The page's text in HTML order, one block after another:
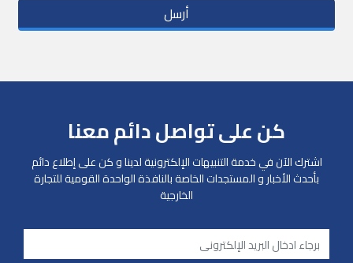
أرسل
كن على تواصل دائم معنا
اشترك الآن في خدمة التنبيهات الإلكترونية لدينا و كن على إطلاع دائم
بأحدث الأخبار و المستجدات الخاصة بالنافذة الواحدة القومية للتجارة
الخارجية